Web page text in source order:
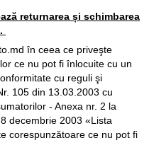
returnarea și schimbarea
în ceea ce priveşte
ce nu pot fi înlocuite cu un
cu reguli şi
105 din 13.03.2003 cu
- Anexa nr. 2 la
decembrie 2003 «Lista
corespunzătoare ce nu pot fi